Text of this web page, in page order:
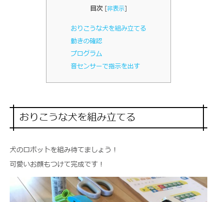
目次 [非表示]
おりこうな犬を組み立てる
動きの確認
プログラム
音センサーで指示を出す
おりこうな犬を組み立てる
犬のロボットを組み待てましょう！
可愛いお顔もつけて完成です！